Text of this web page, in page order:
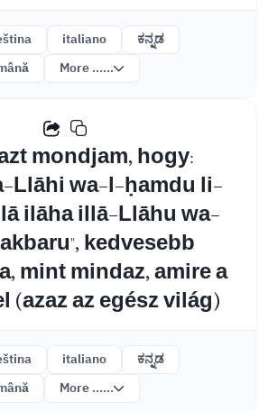
italiano
ಕನ್ನಡ
More ......
mondjam, hogy:
Llāhi wa-l-ḥamdu li-
ilāha illā-Llāhu wa-
kedvesebb
mint mindaz, amire a
(azaz az egész világ)
italiano
ಕನ್ನಡ
More ......